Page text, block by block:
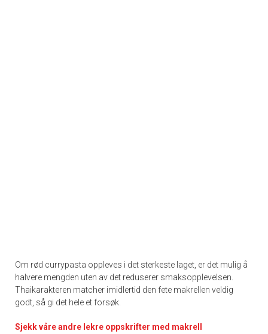
Om rød currypasta oppleves i det sterkeste laget, er det mulig å
halvere mengden uten av det reduserer smaksopplevelsen.
Thaikarakteren matcher imidlertid den fete makrellen veldig
godt, så gi det hele et forsøk.
Sjekk våre andre lekre oppskrifter med makrell